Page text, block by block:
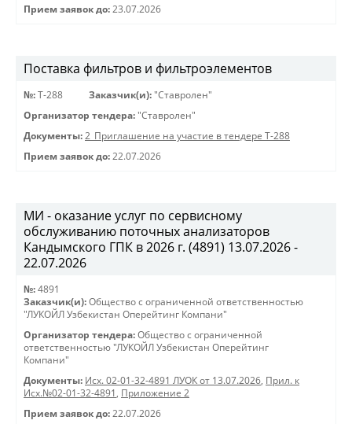
Прием заявок до: 23.07.2026
Поставка фильтров и фильтроэлементов
№: Т-288 Заказчик(и): "Ставролен"
Организатор тендера: "Ставролен"
Документы: 2_Приглашение на участие в тендере Т-288
Прием заявок до: 22.07.2026
МИ - оказание услуг по сервисному
обслуживанию поточных анализаторов
Кандымского ГПК в 2026 г. (4891) 13.07.2026 -
22.07.2026
№: 4891
Заказчик(и): Общество с ограниченной ответственностью
"ЛУКОЙЛ Узбекистан Оперейтинг Компани"
Организатор тендера: Общество с ограниченной
ответственностью "ЛУКОЙЛ Узбекистан Оперейтинг
Компани"
Документы: Исх. 02-01-32-4891 ЛУОК от 13.07.2026, Прил. к
Исх.№02-01-32-4891 , Приложение 2
Прием заявок до: 22.07.2026